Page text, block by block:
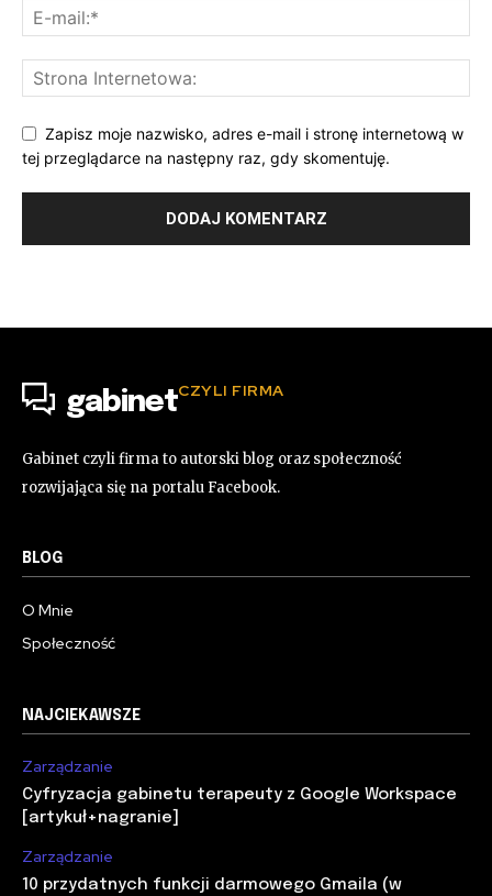
Zapisz moje nazwisko, adres e-mail i stronę internetową w
tej przeglądarce na następny raz, gdy skomentuję.
gabinetCZYLI FIRMA
Gabinet czyli firma to autorski blog oraz społeczność
rozwijająca się na portalu Facebook.
BLOG
O Mnie
Społeczność
NAJCIEKAWSZE
Zarządzanie
Cyfryzacja gabinetu terapeuty z Google Workspace
[artykuł+nagranie]
Zarządzanie
10 przydatnych funkcji darmowego Gmaila (w